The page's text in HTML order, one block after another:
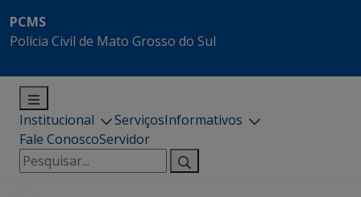
PCMS
Polícia Civil de Mato Grosso do Sul
Institucional ServiçosInformativos
Fale ConoscoServidor
Pesquisar
por: